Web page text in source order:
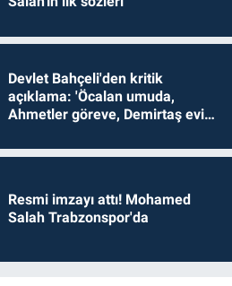
Devlet Bahçeli'den kritik
açıklama: 'Öcalan umuda,
Ahmetler göreve, Demirtaş evine
Resmi imzayı attı! Mohamed
Salah Trabzonspor'da